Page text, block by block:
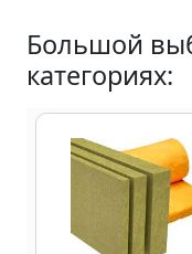
Большой
категориях: